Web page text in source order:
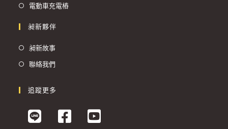
電動車充電樁
昶新夥伴
昶新故事
聯絡我們
追蹤更多